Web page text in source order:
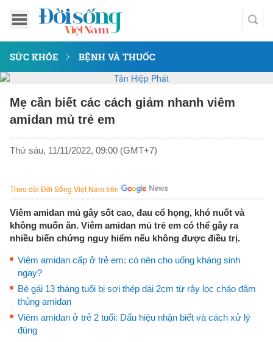
SỨC KHỎE BỆNH VÀ THUỐC
Mẹ cần biết các cách giảm nhanh viêm
amidan mủ trẻ em
Thứ sáu, 11/11/2022, 09:00 (GMT+7)
Theo dõi Đời Sống Việt Nam trên
Viêm amidan mủ gây sốt cao, đau cổ họng, khó nuốt và
không muốn ăn. Viêm amidan mủ trẻ em có thể gây ra
nhiều biến chứng nguy hiểm nếu không được điều trị.
Viêm amidan cấp ở trẻ em: có nên cho uống kháng sinh
ngay?
Bé gái 13 tháng tuổi bị sợi thép dài 2cm từ rây lọc cháo đâm
thủng amidan
Viêm amidan ở trẻ 2 tuổi: Dấu hiệu nhận biết và cách xử lý
đúng